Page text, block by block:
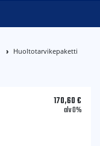
Huoltotarvikepaketti
170,60€
alv 0%